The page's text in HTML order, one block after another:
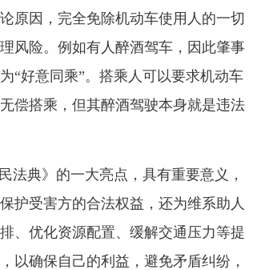
原因，完全免除机动车使用人的一切
风险。例如有人醉酒驾车，因此肇事
“好意同乘”。搭乘人可以要求机动车
偿搭乘，但其醉酒驾驶本身就是违法
典》的一大亮点，具有重要意义，
护受害方的合法权益，还为维系助人
、优化资源配置、缓解交通压力等提
以确保自己的利益，避免矛盾纠纷，